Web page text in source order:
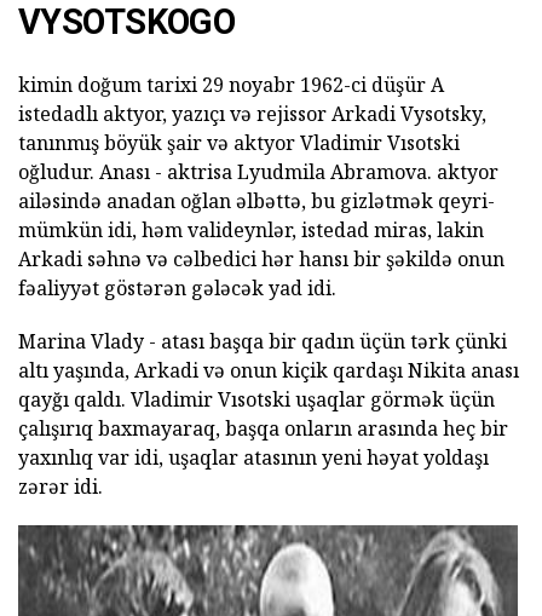
VYSOTSKOGO
kimin doğum tarixi 29 noyabr 1962-ci düşür A
istedadlı aktyor, yazıçı və rejissor Arkadi Vysotsky,
tanınmış böyük şair və aktyor Vladimir Vısotski
oğludur. Anası - aktrisa Lyudmila Abramova. aktyor
ailəsində anadan oğlan əlbəttə, bu gizlətmək qeyri-
mümkün idi, həm valideynlər, istedad miras, lakin
Arkadi səhnə və cəlbedici hər hansı bir şəkildə onun
fəaliyyət göstərən gələcək yad idi.
Marina Vlady - atası başqa bir qadın üçün tərk çünki
altı yaşında, Arkadi və onun kiçik qardaşı Nikita anası
qayğı qaldı. Vladimir Vısotski uşaqlar görmək üçün
çalışırıq baxmayaraq, başqa onların arasında heç bir
yaxınlıq var idi, uşaqlar atasının yeni həyat yoldaşı
zərər idi.